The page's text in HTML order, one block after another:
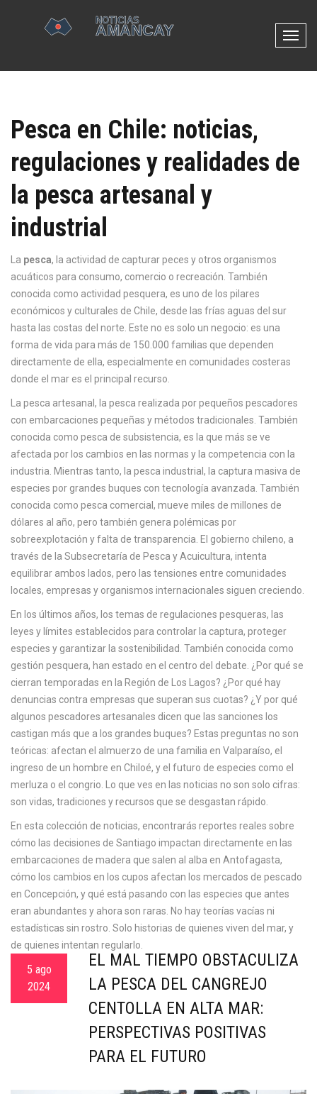
N
v
i
ó
Pesca en Chile: noticias,
regulaciones y realidades de
la pesca artesanal y
industrial
La pesca, la actividad de capturar peces y otros organismos
acuáticos para consumo, comercio o recreación . También
conocida como actividad pesquera, es uno de los pilares
económicos y culturales de Chile, desde las frías aguas del sur
hasta las costas del norte. Este no es solo un negocio: es una
forma de vida para más de 150.000 familias que dependen
directamente de ella, especialmente en comunidades costeras
donde el mar es el principal recurso.
La pesca artesanal , la pesca realizada por pequeños pescadores
con embarcaciones pequeñas y métodos tradicionales . También
conocida como pesca de subsistencia, es la que más se ve
afectada por los cambios en las normas y la competencia con la
industria. Mientras tanto, la pesca industrial , la captura masiva de
especies por grandes buques con tecnología avanzada . También
conocida como pesca comercial , mueve miles de millones de
dólares al año, pero también genera polémicas por
sobreexplotación y falta de transparencia. El gobierno chileno, a
través de la Subsecretaría de Pesca y Acuicultura, intenta
equilibrar ambos lados, pero las tensiones entre comunidades
locales, empresas y organismos internacionales siguen creciendo.
En los últimos años, los temas de regulaciones pesqueras, las
leyes y límites establecidos para controlar la captura, proteger
especies y garantizar la sostenibilidad . También conocida como
gestión pesquera, han estado en el centro del debate. ¿Por qué se
cierran temporadas en la Región de Los Lagos? ¿Por qué hay
denuncias contra empresas que superan sus cuotas? ¿Y por qué
algunos pescadores artesanales dicen que las sanciones los
castigan más que a los grandes buques? Estas preguntas no son
teóricas: afectan el almuerzo de una familia en Valparaíso, el
ingreso de un hombre en Chiloé, y el futuro de especies como el
merluza o el congrio.
Lo que ves en las noticias no son solo cifras:
son vidas, tradiciones y recursos que se desgastan rápido.
En esta colección de noticias, encontrarás reportes reales sobre
cómo las decisiones de Santiago impactan directamente en las
embarcaciones de madera que salen al alba en Antofagasta,
cómo los cambios en los cupos afectan los mercados de pescado
en Concepción, y qué está pasando con las especies que antes
eran abundantes y ahora son raras. No hay teorías vacías ni
estadísticas sin rostro. Solo historias de quienes viven del mar, y
de quienes intentan regularlo.
5 ago
2024
EL MAL TIEMPO OBSTACULIZA
LA PESCA DEL CANGREJO
CENTOLLA EN ALTA MAR:
PERSPECTIVAS POSITIVAS
PARA EL FUTURO